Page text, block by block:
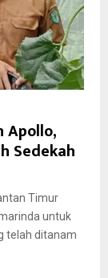
Apollo,
Sedekah
Timur
untuk
telah ditanam